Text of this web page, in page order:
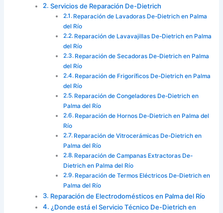
Servicios de Reparación De-Dietrich
Reparación de Lavadoras De-Dietrich en Palma
del Río
Reparación de Lavavajillas De-Dietrich en Palma
del Río
Reparación de Secadoras De-Dietrich en Palma
del Río
Reparación de Frigoríficos De-Dietrich en Palma
del Río
Reparación de Congeladores De-Dietrich en
Palma del Río
Reparación de Hornos De-Dietrich en Palma del
Río
Reparación de Vitrocerámicas De-Dietrich en
Palma del Río
Reparación de Campanas Extractoras De-
Dietrich en Palma del Río
Reparación de Termos Eléctricos De-Dietrich en
Palma del Río
Reparación de Electrodomésticos en Palma del Río
¿Donde está el Servicio Técnico De-Dietrich en